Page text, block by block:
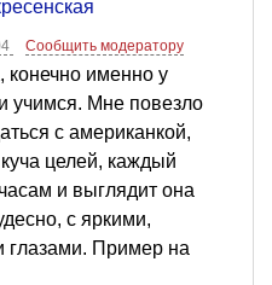
Сообщить модератору
именно у
учимся. Мне повезло
с американкой,
целей, каждый
и выглядит она
с яркими,
глазами. Пример на